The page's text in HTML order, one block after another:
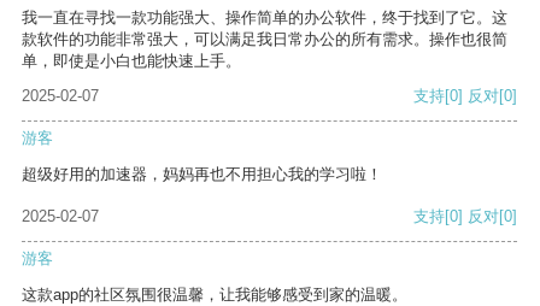
我一直在寻找一款功能强大、操作简单的办公软件，终于找到了它。这
款软件的功能非常强大，可以满足我日常办公的所有需求。操作也很简
单，即使是小白也能快速上手。
2025-02-07
支持[0] 反对[0]
游客
超级好用的加速器，妈妈再也不用担心我的学习啦！
2025-02-07 支持[0] 反对[0]
游客
这款app的社区氛围很温馨，让我能够感受到家的温暖。